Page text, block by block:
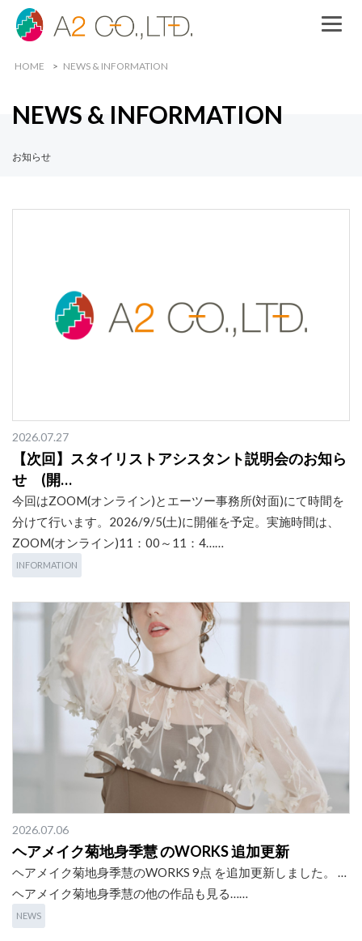
HOME NEWS & INFORMATION
NEWS & INFORMATION
お知らせ
2026.07.27
【次回】スタイリストアシスタント説明会のお知ら
せ (開…
今回はZOOM(オンライン)とエーツー事務所(対面)にて時間を
分けて行います。2026/9/5(土)に開催を予定。実施時間は、
ZOOM(オンライン)11：00～11：4……
INFORMATION
2026.07.06
ヘアメイク菊地身季慧 のWORKS 追加更新
ヘアメイク菊地身季慧のWORKS 9点 を追加更新しました。 …
ヘアメイク菊地身季慧の他の作品も見る……
NEWS